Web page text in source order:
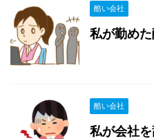
酷い会社
私が勤め
酷い会社
私が会社